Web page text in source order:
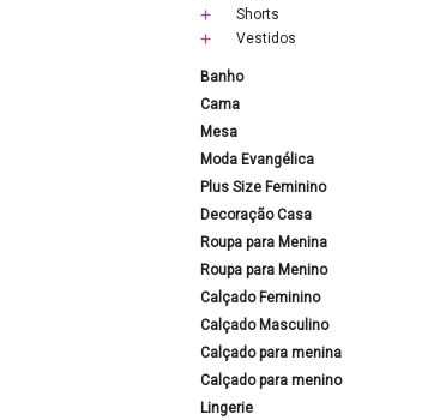
Shorts
Vestidos
Banho
Cama
Mesa
Moda Evangélica
Plus Size Feminino
Decoração Casa
Roupa para Menina
Roupa para Menino
Calçado Feminino
Calçado Masculino
Calçado para menina
Calçado para menino
Lingerie